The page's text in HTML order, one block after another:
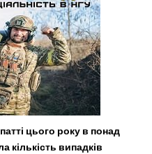
цього року в понад
кількість випадків